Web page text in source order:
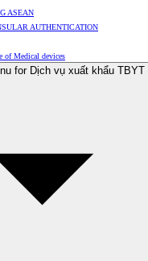
ASEAN
AUTHENTICATION
of Medical devices
for Dịch vụ xuất khẩu TBYT